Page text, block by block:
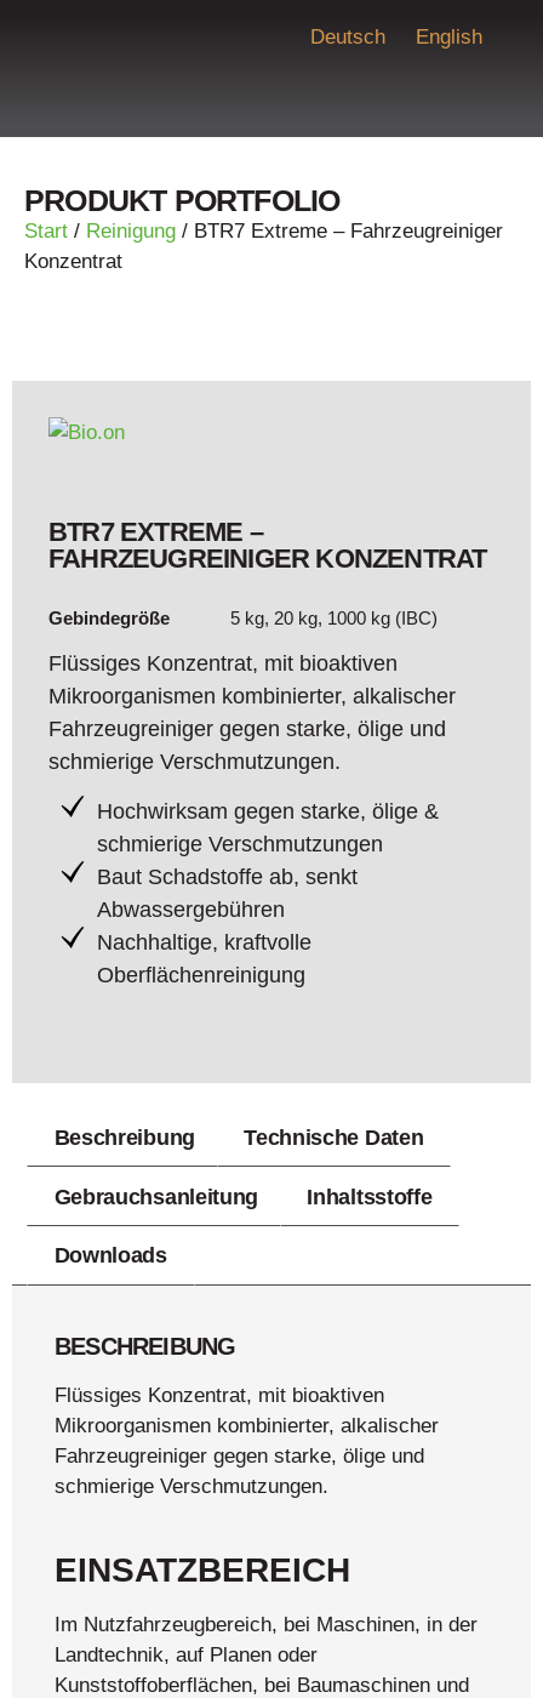
Deutsch English
PRODUKT PORTFOLIO
Start / Reinigung / BTR7 Extreme – Fahrzeugreiniger
Konzentrat
BTR7 EXTREME –
FAHRZEUGREINIGER KONZENTRAT
Gebindegröße 5 kg, 20 kg, 1000 kg (IBC)
Flüssiges Konzentrat, mit bioaktiven
Mikroorganismen kombinierter, alkalischer
Fahrzeugreiniger gegen starke, ölige und
schmierige Verschmutzungen.
Hochwirksam gegen starke, ölige &
schmierige Verschmutzungen
Baut Schadstoffe ab, senkt
Abwassergebühren
Nachhaltige, kraftvolle
Oberflächenreinigung
Beschreibung Technische Daten
Gebrauchsanleitung Inhaltsstoffe
Downloads
BESCHREIBUNG
Flüssiges Konzentrat, mit bioaktiven
Mikroorganismen kombinierter, alkalischer
Fahrzeugreiniger gegen starke, ölige und
schmierige Verschmutzungen.
EINSATZBEREICH
Im Nutzfahrzeugbereich, bei Maschinen, in der
Landtechnik, auf Planen oder
Kunststoffoberflächen, bei Baumaschinen und